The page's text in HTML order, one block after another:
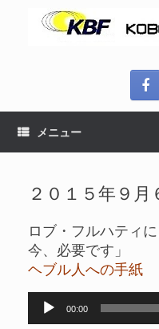
メニュー
２０１５年９月
ロブ・フルハティ
今、必要です」
ヘブル人への手紙
00:00